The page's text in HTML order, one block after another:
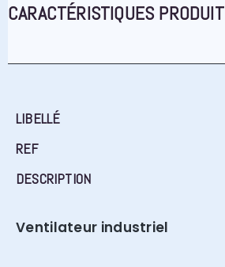
CARACTÉRISTIQUES PRODUIT
LIBELLÉ
REF
DESCRIPTION
Ventilateur industriel